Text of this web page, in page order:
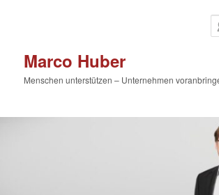
Marco Huber
Menschen unterstützen – Unternehmen